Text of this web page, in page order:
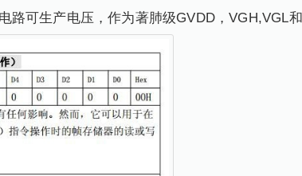
路可生产电压，作为著肺级GVDD，VGH,VGL